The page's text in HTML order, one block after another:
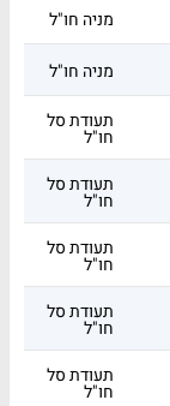
מניה חו"ל
מניה חו"ל
תעודת סל
חו"ל
תעודת סל
חו"ל
תעודת סל
חו"ל
תעודת סל
חו"ל
תעודת סל
חו"ל